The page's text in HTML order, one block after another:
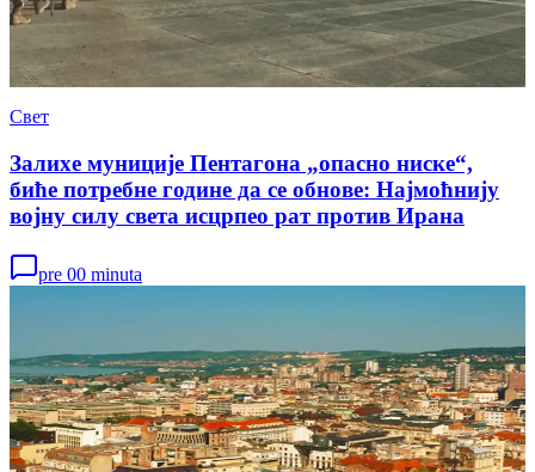
Свет
Залихе муниције Пентагона „опасно ниске“,
биће потребне године да се обнове: Најмоћнију
војну силу света исцрпео рат против Ирана
pre 00 minuta